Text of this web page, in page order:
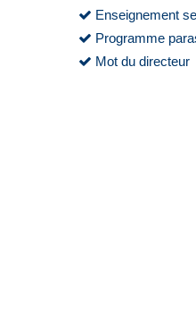
Enseignement
Programme
Mot du directeur